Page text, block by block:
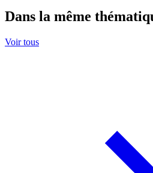
Dans la même
Voir tous